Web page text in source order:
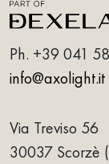
Ph. +39 041
info@axolight.it
Via Treviso 56
30037 Scorzè